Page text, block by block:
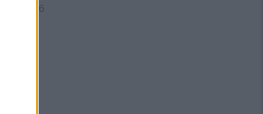
5 Ago 2026